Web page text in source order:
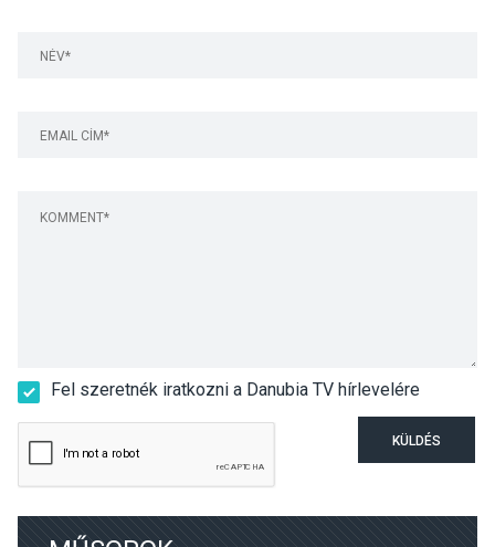
Fel szeretnék iratkozni a Danubia TV hírlevelére
KÜLDÉS